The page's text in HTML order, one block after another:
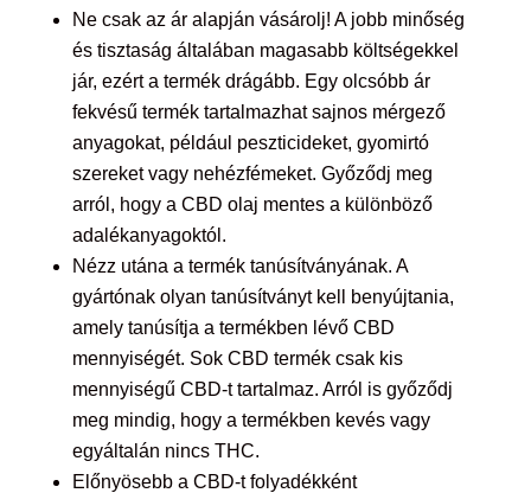
Ne csak az ár alapján vásárolj! A jobb minőség
és tisztaság általában magasabb költségekkel
jár, ezért a termék drágább. Egy olcsóbb ár
fekvésű termék tartalmazhat sajnos mérgező
anyagokat, például peszticideket, gyomirtó
szereket vagy nehézfémeket. Győződj meg
arról, hogy a CBD olaj mentes a különböző
adalékanyagoktól.
Nézz utána a termék tanúsítványának. A
gyártónak olyan tanúsítványt kell benyújtania,
amely tanúsítja a termékben lévő CBD
mennyiségét. Sok CBD termék csak kis
mennyiségű CBD-t tartalmaz. Arról is győződj
meg mindig, hogy a termékben kevés vagy
egyáltalán nincs THC.
Előnyösebb a CBD-t folyadékként